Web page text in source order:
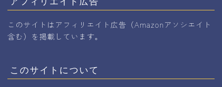
このサイトはアフィリエイト広告（Amazonアソシエイト
含む）を掲載しています。
このサイトについて